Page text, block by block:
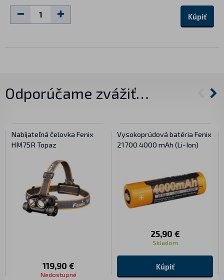
Kúpiť
Odporúčame zvážiť…
Nabíjateľná čelovka Fenix
HM75R Topaz
119,90 €
Nedostupné
Vysokoprúdová batéria Fenix
21700 4000 mAh (Li-Ion)
25,90 €
Skladom
Kúpiť